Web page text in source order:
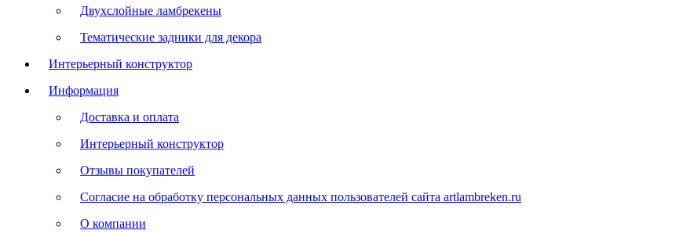
Двухслойные ламбрекены
Тематические задники для декора
Интерьерный конструктор
Информация
Доставка и оплата
Интерьерный конструктор
Отзывы покупателей
Согласие на обработку персональных данных пользователей сайта artlambreken.ru
О компании